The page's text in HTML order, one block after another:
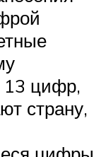
13 цифр,
страну,